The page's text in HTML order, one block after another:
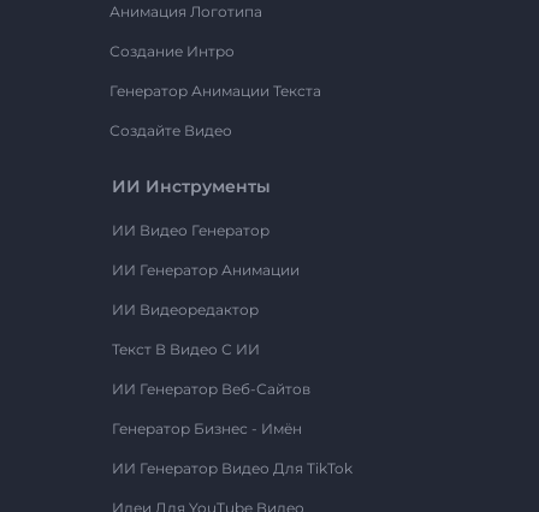
Анимация Логотипа
Создание Интро
Генератор Анимации Текста
Создайте Видео
ИИ Инструменты
ИИ Видео Генератор
ИИ Генератор Анимации
ИИ Видеоредактор
Текст В Видео С ИИ
ИИ Генератор Веб-Сайтов
Генератор Бизнес - Имён
ИИ Генератор Видео Для TikTok
Идеи Для YouTube Видео